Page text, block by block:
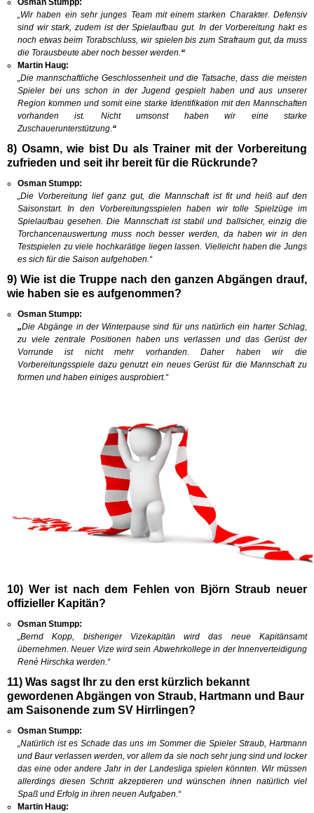
„Wir haben ein sehr junges Team mit einem starken Charakter. Defensiv
sind wir stark, zudem ist der Spielaufbau gut. In der Vorbereitung hakt es
noch etwas beim Torabschluss, wir spielen bis zum Strafraum gut, da muss
die Torausbeute aber noch besser werden. “
Martin Haug:
„Die mannschaftliche Geschlossenheit und die Tatsache, dass die meisten
Spieler bei uns schon in der Jugend gespielt haben und aus unserer
Region kommen und somit eine starke Identifikation mit den Mannschaften
vorhanden ist. Nicht umsonst haben wir eine starke
Zuschauerunterstützung. “
8) Osamn, wie bist Du als Trainer mit der Vorbereitung
zufrieden und seit ihr bereit für die Rückrunde?
Osman Stumpp:
„Die Vorbereitung lief ganz gut, die Mannschaft ist fit und heiß auf den
Saisonstart. In den Vorbereitungsspielen haben wir tolle Spielzüge im
Spielaufbau gesehen. Die Mannschaft ist stabil und ballsicher, einzig die
Torchancenauswertung muss noch besser werden, da haben wir in den
Testspielen zu viele hochkarätige liegen lassen. Vielleicht haben die Jungs
es sich für die Saison aufgehoben.“
9) Wie ist die Truppe nach den ganzen Abgängen drauf,
wie haben sie es aufgenommen?
Osman Stumpp:
„Die Abgänge in der Winterpause sind für uns natürlich ein harter Schlag,
zu viele zentrale Positionen haben uns verlassen und das Gerüst der
Vorrunde ist nicht mehr vorhanden. Daher haben wir die
Vorbereitungsspiele dazu genutzt ein neues Gerüst für die Mannschaft zu
formen und haben einiges ausprobiert.“
10) Wer ist nach dem Fehlen von Björn Straub neuer
offizieller Kapitän?
Osman Stumpp:
„Bernd Kopp, bisheriger Vizekapitän wird das neue Kapitänsamt
übernehmen. Neuer Vize wird sein Abwehrkollege in der Innenverteidigung
René Hirschka werden.“
11) Was sagst Ihr zu den erst kürzlich bekannt
gewordenen Abgängen von Straub, Hartmann und Baur
am Saisonende zum SV Hirrlingen?
Osman Stumpp:
„Natürlich ist es Schade das uns im Sommer die Spieler Straub, Hartmann
und Baur verlassen werden, vor allem da sie noch sehr jung sind und locker
das eine oder andere Jahr in der Landesliga spielen könnten. Wir müssen
allerdings diesen Schritt akzeptieren und wünschen ihnen natürlich viel
Spaß und Erfolg in ihren neuen Aufgaben.“
Martin Haug: